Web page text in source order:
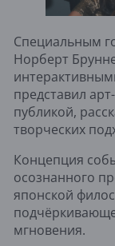
Специальным
Норберт
представил
публикой,
творческих
Концепция
осознанного
японской
мгновения.